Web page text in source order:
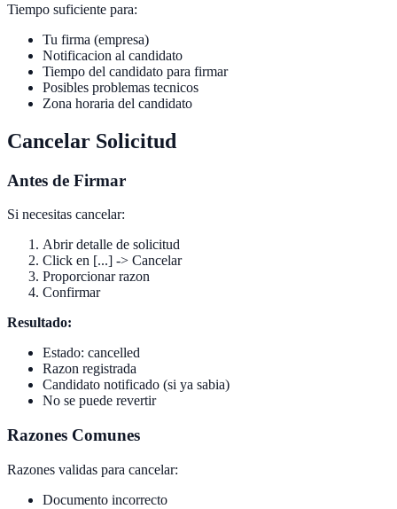
Tiempo suficiente para:
Tu firma (empresa)
Notificacion al candidato
Tiempo del candidato para firmar
Posibles problemas tecnicos
Zona horaria del candidato
Cancelar Solicitud
Antes de Firmar
Si necesitas cancelar:
Abrir detalle de solicitud
Click en [...] -> Cancelar
Proporcionar razon
Confirmar
Resultado:
Estado: cancelled
Razon registrada
Candidato notificado (si ya sabia)
No se puede revertir
Razones Comunes
Razones validas para cancelar:
Documento incorrecto